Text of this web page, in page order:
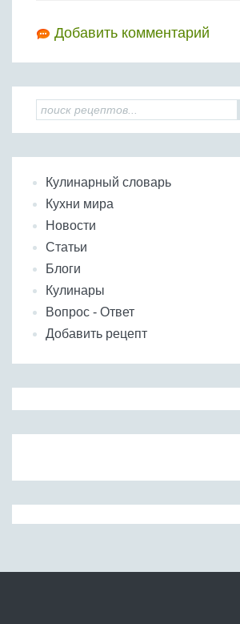
Добавить комментарий
Кулинарный словарь
Кухни мира
Новости
Статьи
Блоги
Кулинары
Вопрос - Ответ
Добавить рецепт